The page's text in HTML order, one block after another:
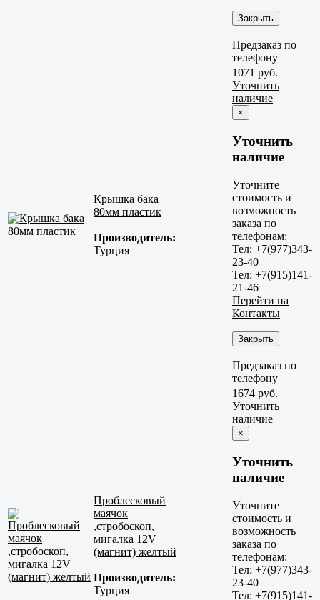
Закрыть
Предзаказ по
телефону
Крышка бака
80мм пластик
Производитель:
Турция
1071 руб.
Уточнить
наличие
×
Уточнить
наличие
Уточните
стоимость и
возможность
заказа по
телефонам:
Тел: +7(977)343-
23-40
Тел: +7(915)141-
21-46
Перейти на
Контакты
Закрыть
Предзаказ по
телефону
Проблесковый
маячок
,стробоскоп,
мигалка 12V
(магнит) желтый
Производитель:
Турция
1674 руб.
Уточнить
наличие
×
Уточнить
наличие
Уточните
стоимость и
возможность
заказа по
телефонам:
Тел: +7(977)343-
23-40
Тел: +7(915)141-